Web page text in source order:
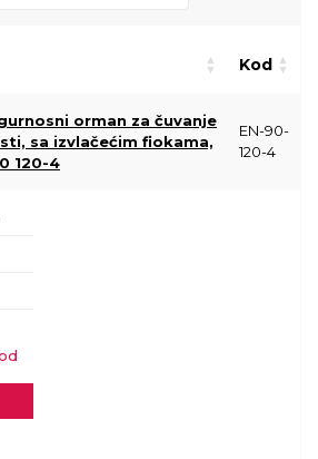
Kod
orman za čuvanje
sa izvlačećim fiokama,
120-4
EN-90-
120-4